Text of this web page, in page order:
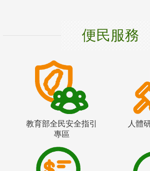
便民服務
教育部全民安全指引
專區
人體